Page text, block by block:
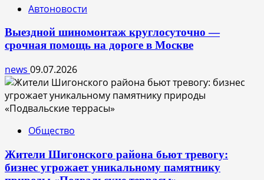
Автоновости
Выездной шиномонтаж круглосуточно —
срочная помощь на дороге в Москве
news 09.07.2026
Общество
Жители Шигонского района бьют тревогу:
бизнес угрожает уникальному памятнику